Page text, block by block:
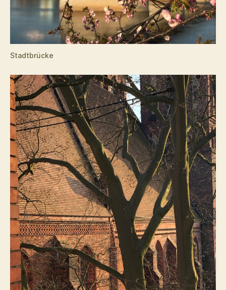
Stadtbrücke